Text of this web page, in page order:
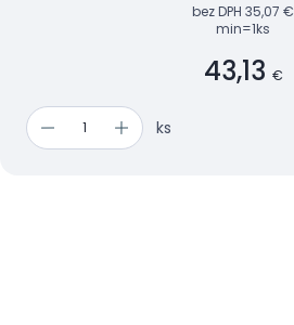
bez DPH 35,07 €
min=1ks
43,13 €
ks